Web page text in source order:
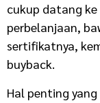
cukup datang
perbelanjaan,
sertifikatnya,
buyback.
Hal penting